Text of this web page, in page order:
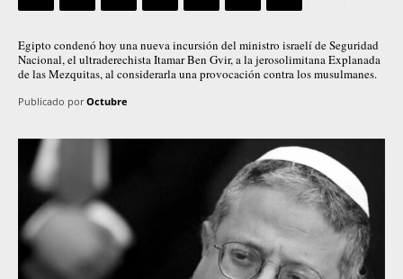
Egipto condenó hoy una nueva incursión del ministro israelí de Seguridad
Nacional, el ultraderechista Itamar Ben Gvir, a la jerosolimitana Explanada
de las Mezquitas, al considerarla una provocación contra los musulmanes.
Publicado por Octubre